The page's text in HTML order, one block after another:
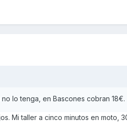
lo tenga, en Bascones cobran 18€.
Mi taller a cinco minutos en moto,